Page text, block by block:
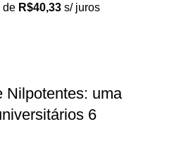
de R$40,33 s/ juros
Nilpotentes: uma
6